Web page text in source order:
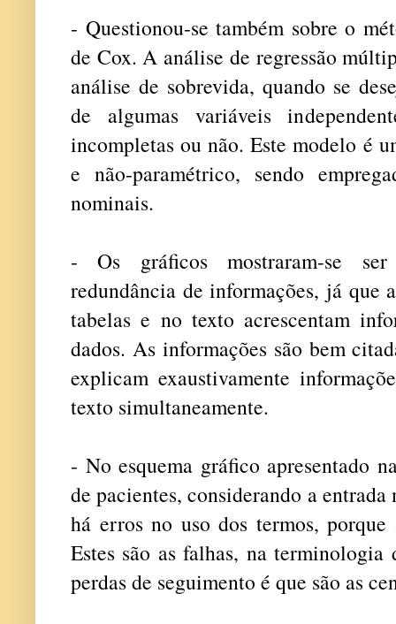
- Questionou-se também sobre o
de Cox. A análise de regressão
análise de sobrevida, quando se
de algumas variáveis
incompletas ou não. Este modelo é
e não-paramétrico, sendo
nominais.
- Os gráficos mostraram-se
redundância de informações, já que
tabelas e no texto acrescentam
dados. As informações são bem
explicam exaustivamente
texto simultaneamente.
- No esquema gráfico apresentado
de pacientes, considerando a entrada
há erros no uso dos termos, porque
Estes são as falhas, na
perdas de seguimento é que são as